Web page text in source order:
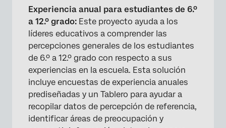
×
Experiencia anual para estudiantes de 6.º
a 12.º grado: Este proyecto ayuda a los
líderes educativos a comprender las
percepciones generales de los estudiantes
de 6.º a 12.º grado con respecto a sus
experiencias en la escuela. Esta solución
incluye encuestas de experiencia anuales
prediseñadas y un Tablero para ayudar a
recopilar datos de percepción de referencia,
identificar áreas de preocupación y